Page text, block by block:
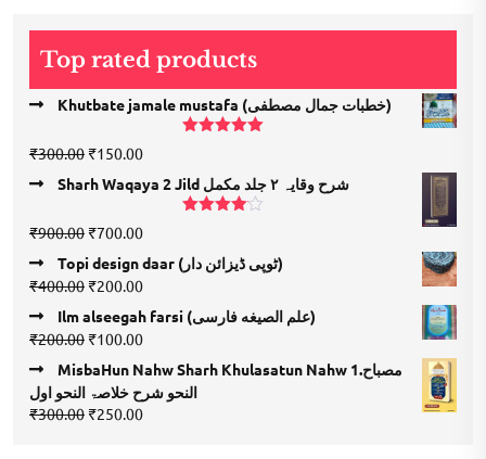
Top rated products
Khutbate jamale mustafa (خطبات جمال مصطفی)
₹300.00 Original
price
was:
₹150.00Current
is:
₹150.00.
Sharh Waqaya 2 Jild شرح وقایہ ۲ جلد مکمل
of 5
₹900.00 Original
price
was:
₹900.00.
₹700.00Current
price
is:
Topi design daar (ٹوپی ڈیزائن دار)
₹400.00 Original
price
was:
₹400.00.
₹200.00Current
price
is:
Ilm alseegah farsi (علم الصيغه فارسى)
₹200.00 Original
was:
₹200.00.
₹100.00Current
price
is:
₹100.00.
MisbaHun Nahw Sharh Khulasatun Nahw 1.مصباح
النحو شرح خلاصۃ النحو اول
₹300.00 Original
₹250.00Current